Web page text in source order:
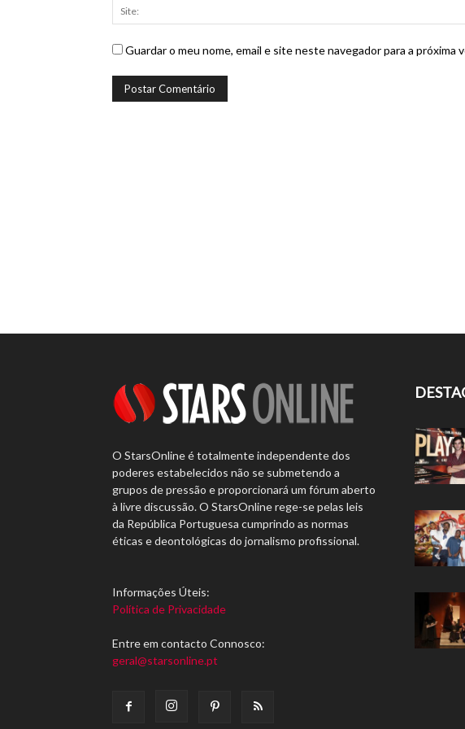
Guardar o meu nome, email e site neste navegador para a próxima
O StarsOnline é totalmente independente dos
poderes estabelecidos não se submetendo a
grupos de pressão e proporcionará um fórum aberto
à livre discussão. O StarsOnline rege-se pelas leis
da República Portuguesa cumprindo as normas
éticas e deontológicas do jornalismo profissional.
Informações Úteis:
Política de Privacidade
Entre em contacto Connosco:
geral@starsonline.pt